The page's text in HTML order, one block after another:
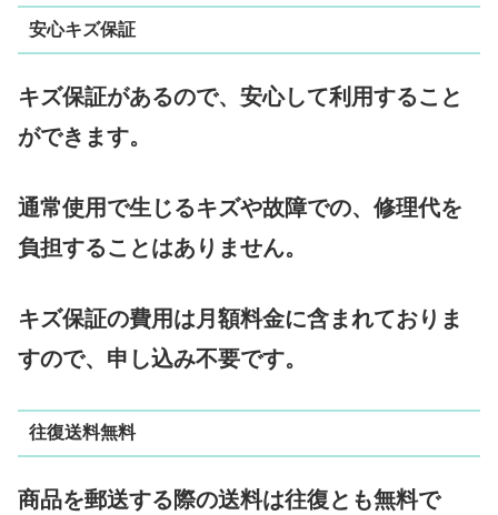
安心キズ保証
キズ保証があるので、安心して利用すること
ができます。
通常使用で生じるキズや故障での、修理代を
負担することはありません。
キズ保証の費用は月額料金に含まれておりま
すので、申し込み不要です。
往復送料無料
商品を郵送する際の送料は往復とも無料で